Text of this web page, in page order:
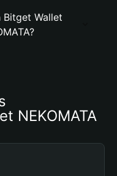
Bitget Wallet
NEKOMATA